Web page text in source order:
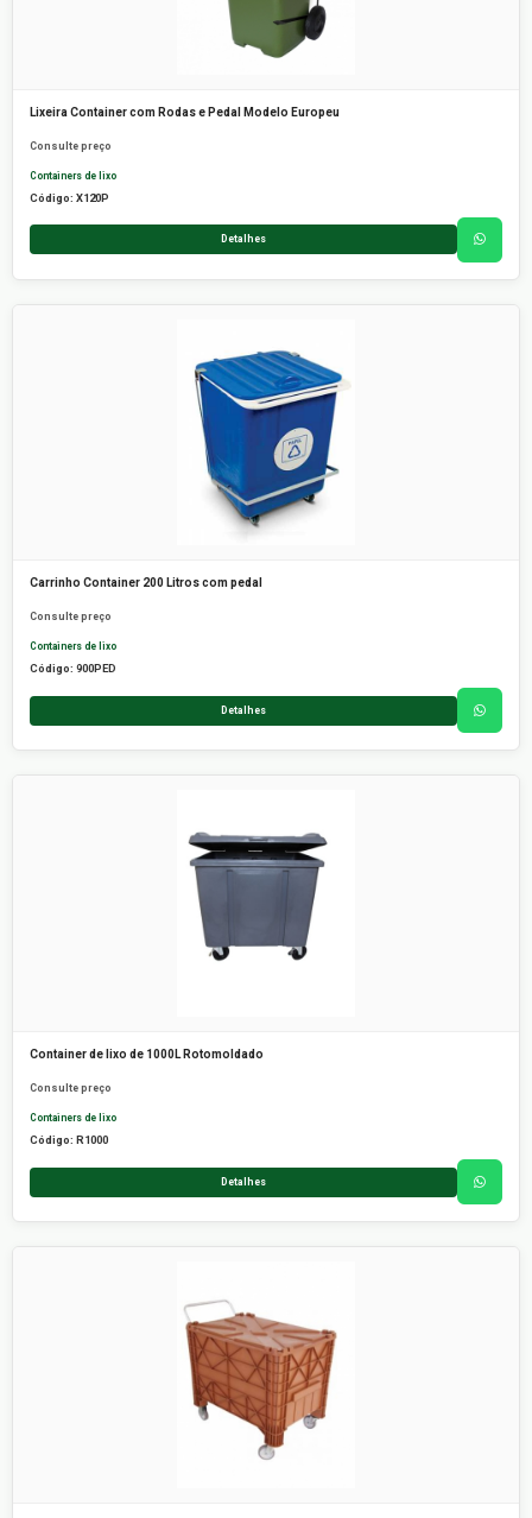
Lixeira Container com Rodas e Pedal Modelo Europeu
Consulte preço
Containers de lixo
Código: X120P
Detalhes
Carrinho Container 200 Litros com pedal
Consulte preço
Containers de lixo
Código: 900PED
Detalhes
Container de lixo de 1000L Rotomoldado
Consulte preço
Containers de lixo
Código: R1000
Detalhes